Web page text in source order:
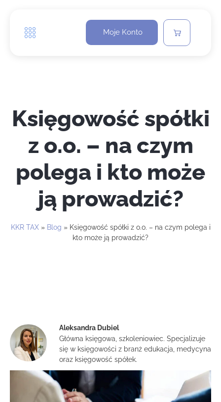
Moje Konto
Księgowość spółki
z o.o. – na czym
polega i kto może
ją prowadzić?
KKR TAX» Blog » Księgowość spółki z o.o. – na czym polega i
kto może ją prowadzić?
Aleksandra Dubiel
Główna księgowa, szkoleniowiec. Specjalizuje
się w księgowości z branż edukacja, medycyna
oraz księgowość spółek.